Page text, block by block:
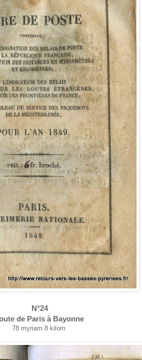
N°24
de Paris à Bayonne
78 myriam.8 kilom